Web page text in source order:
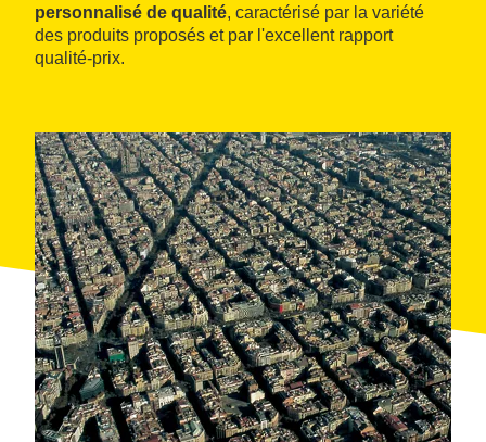
personnalisé de qualité, caractérisé par la variété
des produits proposés et par l'excellent rapport
qualité-prix.